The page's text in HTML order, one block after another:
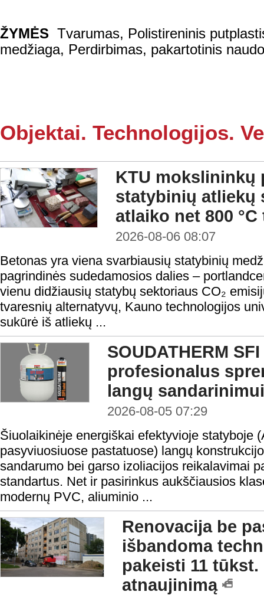
ŽYMĖS Tvarumas, Polistireninis
medžiaga, Perdirbimas, pakartotinis
Objektai. Technologijos.
KTU mokslininkų
statybinių atliekų
atlaiko net 800
2026-08-06 08:07
Betonas yra viena svarbiausių statybinių
pagrindinės sudedamosios dalies –
vienu didžiausių statybų sektoriaus CO₂
tvaresnių alternatyvų, Kauno technologijos
sukūrė iš atliekų ...
SOUDATHERM
profesionalus
langų
2026-08-05 07:29
Šiuolaikinėje energiškai efektyvioje statyboje
pasyviuosiuose pastatuose) langų
sandarumo bei garso izoliacijos reikalavimai
standartus. Net ir pasirinkus aukščiausios
modernų PVC, aliuminio ...
Renovacija be
išbandoma
pakeisti 11
atnaujinimą